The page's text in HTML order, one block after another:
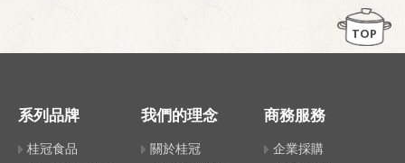
TOP
系列品牌
桂冠食品
我們的理念
關於桂冠
商務服務
企業採購